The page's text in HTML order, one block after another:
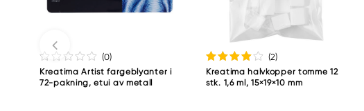
(0)
Kreatima Artist fargeblyanter i
72-pakning, etui av metall
(2)
Kreatima halvkopper tomme 12
stk. 1,6 ml, 15×19×10 mm